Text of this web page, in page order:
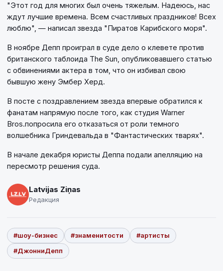
"Этот год для многих был очень тяжелым. Надеюсь, нас
ждут лучшие времена. Всем счастливых праздников! Всех
люблю", — написал звезда "Пиратов Карибского моря".
В ноябре Депп проиграл в суде дело о клевете против
британского таблоида The Sun, опубликовавшего статью
с обвинениями актера в том, что он избивал свою
бывшую жену Эмбер Херд.
В посте с поздравлением звезда впервые обратился к
фанатам напрямую после того, как студия Warner
Bros.попросила его отказаться от роли темного
волшебника Гриндевальда в "Фантастических тварях".
В начале декабря юристы Деппа подали апелляцию на
пересмотр решения суда.
Latvijas Ziņas
Редакция
#шоу-бизнес #знаменитости
#артисты
#ДжонниДепп